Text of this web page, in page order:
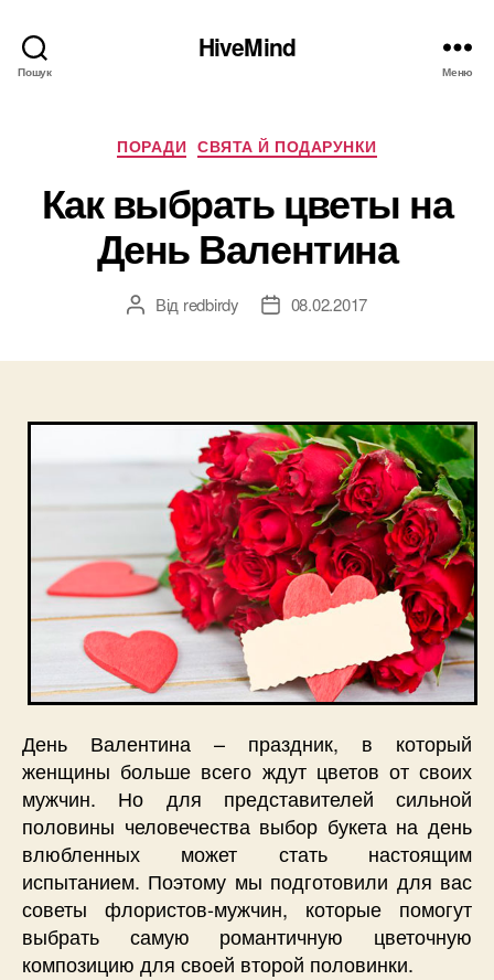
Пошук
HiveMind
Меню
Категорії
ПОРАДИ СВЯТА Й ПОДАРУНКИ
Как выбрать цветы на
День Валентина
Автор
Від redbirdy
Дата08.02.2017
День Валентина – праздник, в который
женщины больше всего ждут цветов от своих
мужчин. Но для представителей сильной
половины человечества выбор букета на день
влюбленных может стать настоящим
испытанием. Поэтому мы подготовили для вас
советы флористов-мужчин, которые помогут
выбрать самую романтичную цветочную
композицию для своей второй половинки.